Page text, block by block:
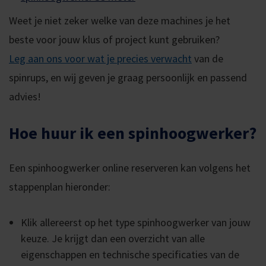
Weet je niet zeker welke van deze machines je het
beste voor jouw klus of project kunt gebruiken?
Leg aan ons voor wat je precies verwacht van de
spinrups, en wij geven je graag persoonlijk en passend
advies!
Hoe huur ik een spinhoogwerker?
Een spinhoogwerker online reserveren kan volgens het
stappenplan hieronder:
Klik allereerst op het type spinhoogwerker van jouw
keuze. Je krijgt dan een overzicht van alle
eigenschappen en technische specificaties van de